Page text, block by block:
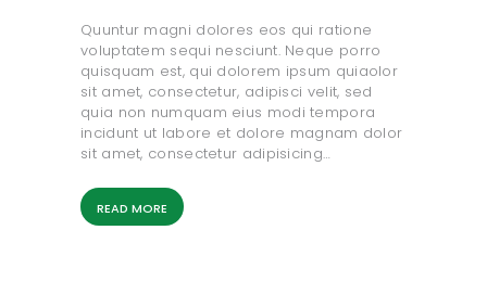
Quuntur magni dolores eos qui ratione
voluptatem sequi nesciunt. Neque porro
quisquam est, qui dolorem ipsum quiaolor
sit amet, consectetur, adipisci velit, sed
quia non numquam eius modi tempora
incidunt ut labore et dolore magnam dolor
sit amet, consectetur adipisicing…
READ MORE